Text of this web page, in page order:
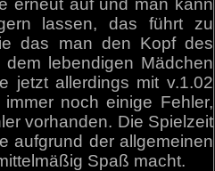
erneut auf und man kann
lassen, das führt zu
das man den Kopf des
lebendigen Mädchen
jetzt allerdings mit v.1.02
noch einige Fehler,
vorhanden. Die Spielzeit
aufgrund der allgemeinen
Spaß macht.